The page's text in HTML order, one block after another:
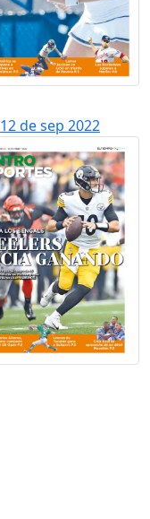
12 de sep 2022